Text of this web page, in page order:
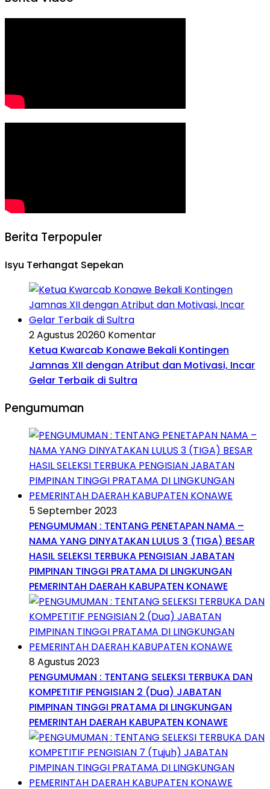
Berita Terpopuler
Isyu Terhangat Sepekan
2 Agustus 20260 Komentar
Ketua Kwarcab Konawe Bekali Kontingen
Jamnas XII dengan Atribut dan Motivasi, Incar
Gelar Terbaik di Sultra
Pengumuman
5 September 2023
PENGUMUMAN : TENTANG PENETAPAN NAMA –
NAMA YANG DINYATAKAN LULUS 3 (TIGA) BESAR
HASIL SELEKSI TERBUKA PENGISIAN JABATAN
PIMPINAN TINGGI PRATAMA DI LINGKUNGAN
PEMERINTAH DAERAH KABUPATEN KONAWE
8 Agustus 2023
PENGUMUMAN : TENTANG SELEKSI TERBUKA DAN
KOMPETITIF PENGISIAN 2 (Dua) JABATAN
PIMPINAN TINGGI PRATAMA DI LINGKUNGAN
PEMERINTAH DAERAH KABUPATEN KONAWE